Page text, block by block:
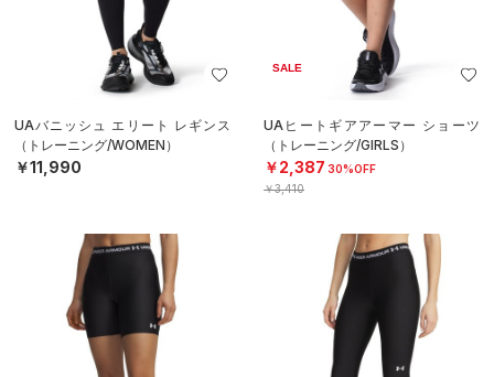
UAバニッシュ エリート レギンス
（トレーニング/WOMEN）
￥11,990
SALE
UAヒートギアアーマー ショーツ
（トレーニング/GIRLS）
￥2,387 30%OFF
￥3,410